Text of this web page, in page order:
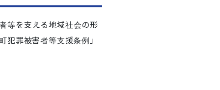
等を支える地域社会の形
罪被害者等支援条例」